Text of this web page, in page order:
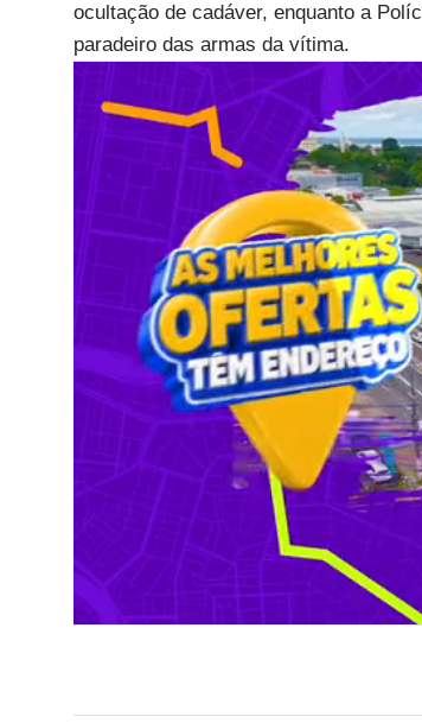
ocultação de cadáver, enquanto a
paradeiro das armas da vítima.